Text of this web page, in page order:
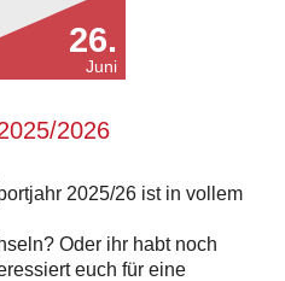
26.
Juni
2026
2025/26 ist in vollem
Oder ihr habt noch
euch für eine